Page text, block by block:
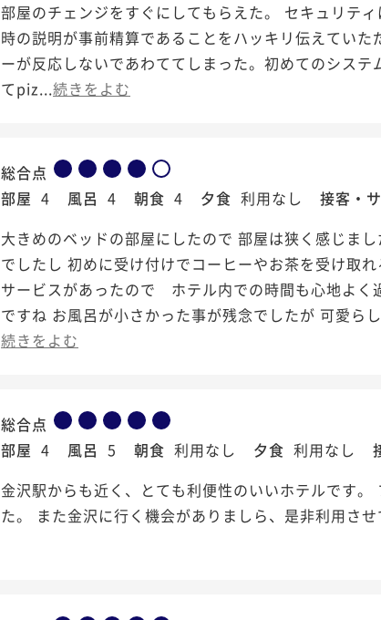
部屋のチェンジをすぐにしてもらえた。 セキュリテ
時の説明が事前精算であることをハッキリ伝えてい
ーが反応しないであわててしまった。初めてのシステ
てpiz...続きをよむ
総合点
部屋 4 風呂 4 朝食 4 夕食 利用なし 接客・
大きめのベッドの部屋にしたので 部屋は狭く感じま
でしたし 初めに受け付けでコーヒーやお茶を受け取
サービスがあったので ホテル内での時間も心地よく
ですね お風呂が小さかった事が残念でしたが 可愛ら
続きをよむ
総合点
部屋 4 風呂 5 朝食 利用なし 夕食 利用なし
金沢駅からも近く、とても利便性のいいホテルです
た。 また金沢に行く機会がありましら、是非利用さ